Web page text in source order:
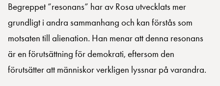
Begreppet ”resonans” har av Rosa utvecklats mer
grundligt i andra sammanhang och kan förstås som
motsaten till alienation. Han menar att denna resonans
är en förutsättning för demokrati, eftersom den
förutsätter att människor verkligen lyssnar på varandra.